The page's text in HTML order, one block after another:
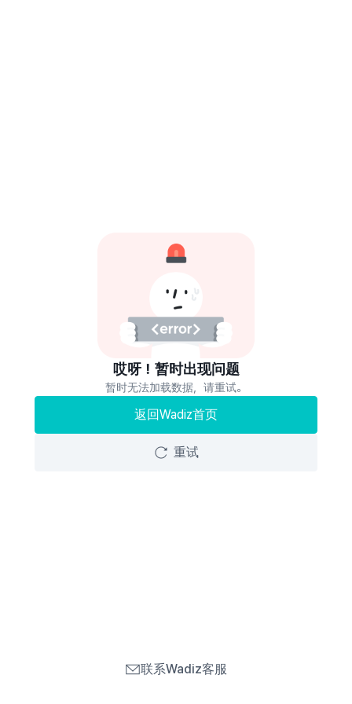
哎呀！暂时出现问题
暂时无法加载数据，请重试。
返回Wadiz首页
重试
联系Wadiz客服